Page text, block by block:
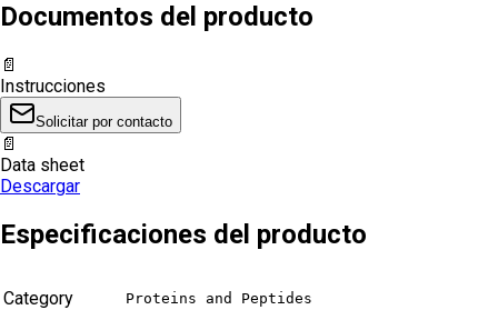
Documentos del producto
📄
Instrucciones
Solicitar por contacto
📄
Data sheet
Descargar
Especificaciones del producto
Category Proteins and Peptides